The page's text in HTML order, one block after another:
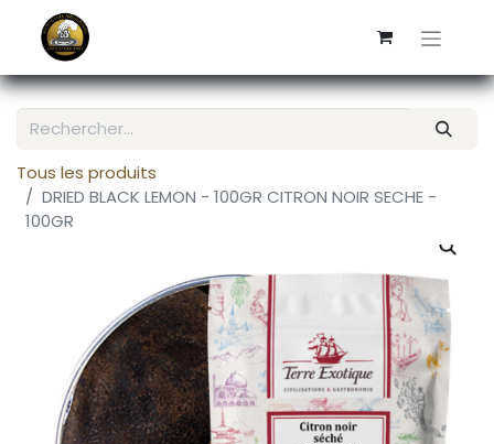
Tous les produits
DRIED BLACK LEMON - 100GR CITRON NOIR SECHE -
100GR